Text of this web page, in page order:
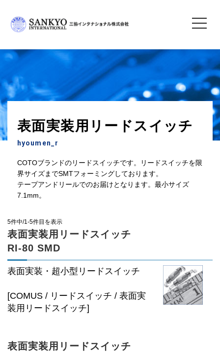
toggle
表面実装用リードスイッチ
hyoumen_r
COTOブランドのリードスイッチです。リードスイッチを限
界サイズまでSMTフォーミングしております。
テープアンドリールでのお届けとなります。最小サイズ
7.1mm。
5件中/1-5件目を表示
表面実装用リードスイッチ
RI-80 SMD
表面実装・超小型リードスイッチ
[COMUS / リードスイッチ / 表面実
装用リードスイッチ]
表面実装用リードスイッチ